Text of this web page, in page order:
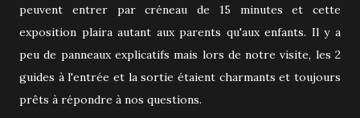
peuvent entrer par créneau de 15 minutes et cette
exposition plaira autant aux parents qu'aux enfants. Il y a
peu de panneaux explicatifs mais lors de notre visite, les 2
guides à l'entrée et la sortie étaient charmants et toujours
prêts à répondre à nos questions.